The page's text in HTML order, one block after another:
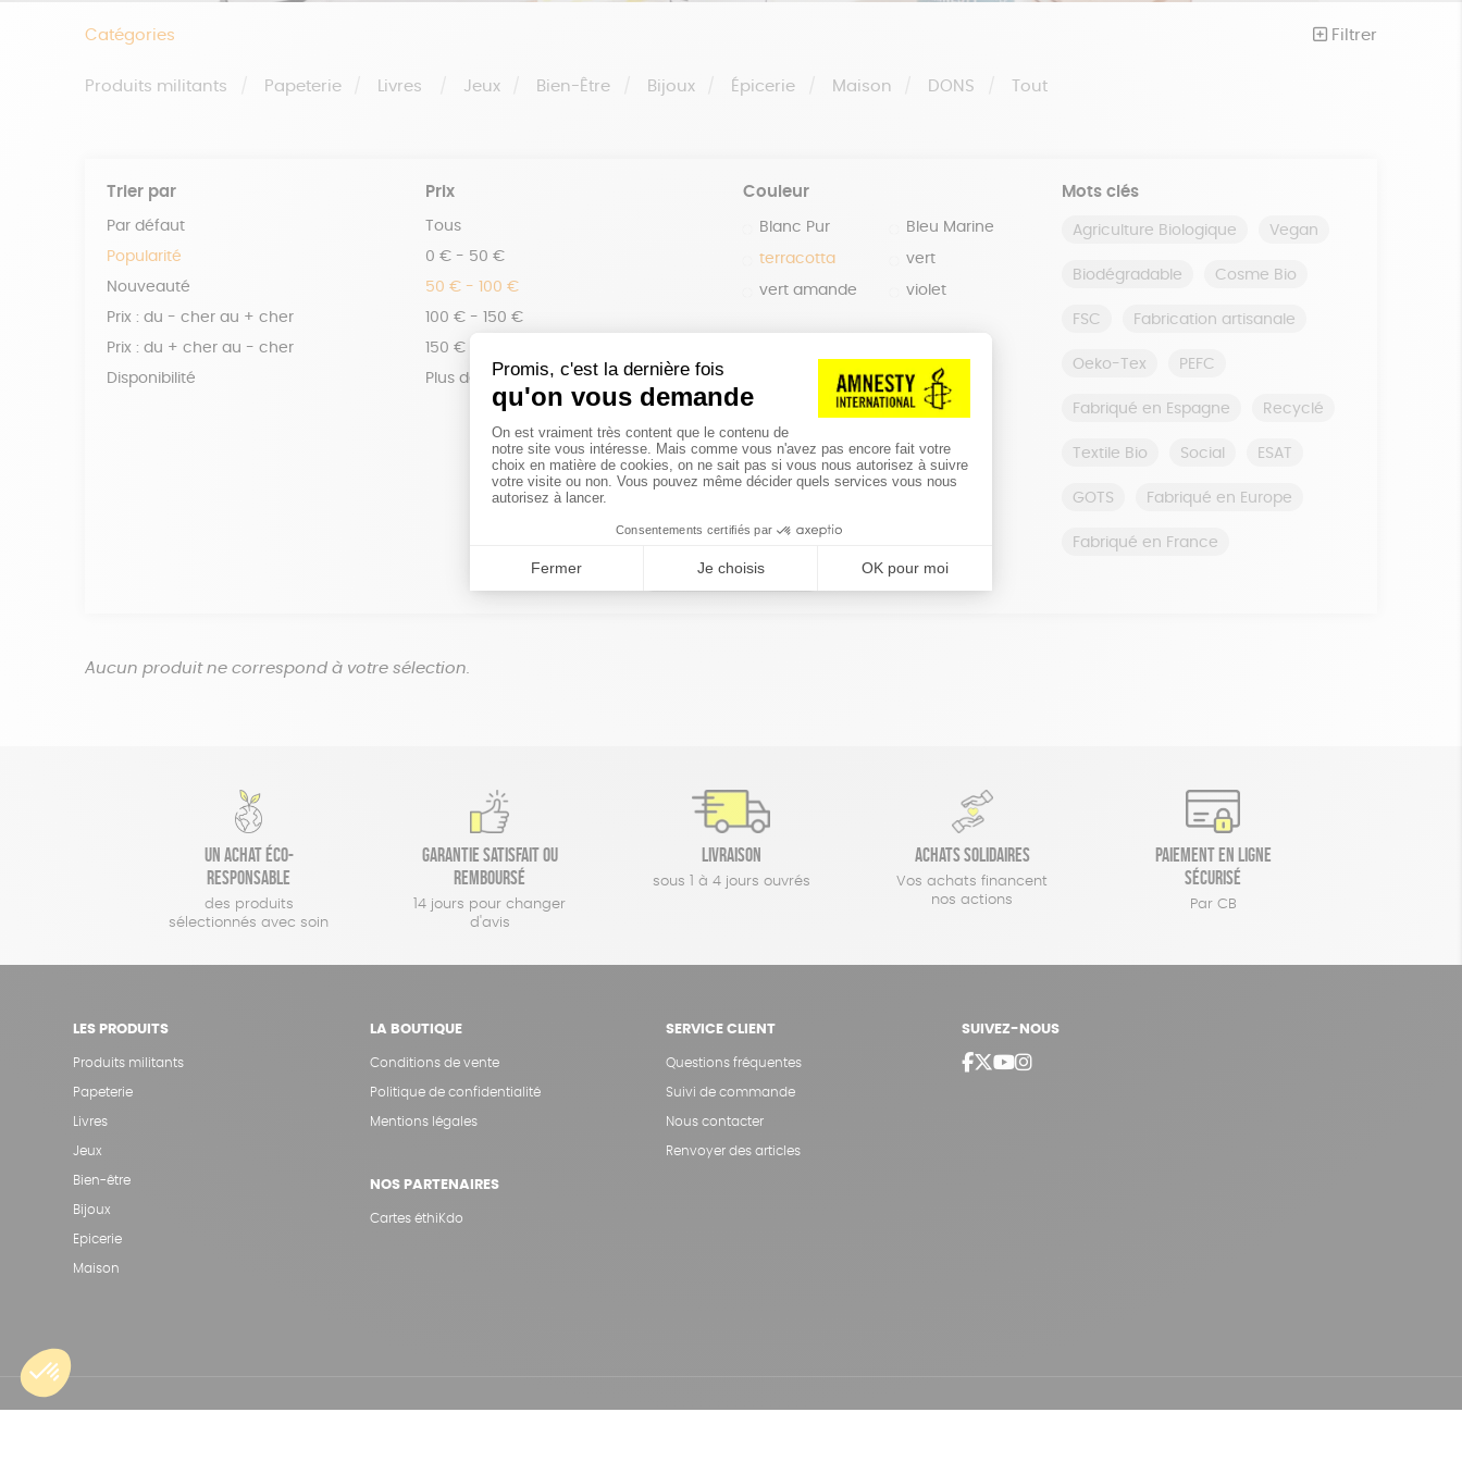
Catégories Filtrer
Produits militants Papeterie Livres Jeux Bien-Être Bijoux Épicerie Maison DONS Tout
Trier par
Par défaut
Popularité
Nouveauté
Prix : du - cher au + cher
Prix : du + cher au - cher
Disponibilité
Prix
Tous
0 € - 50 €
50 € - 100 €
100 € - 150 €
150 € - 200 €
Plus de 200€
Couleur
Blanc Pur Bleu Marine
terracotta vert
vert amande violet
Mots clés
Agriculture Biologique Vegan
Biodégradable Cosme Bio
FSC Fabrication artisanale
Oeko-Tex PEFC
Fabriqué en Espagne Recyclé
Textile Bio Social ESAT
GOTS Fabriqué en Europe
Fabriqué en France
réinitialiser les filtres
Aucun produit ne correspond à votre sélection.
Un achat éco-
responsable
des produits
sélectionnés avec soin
Garantie satisfait ou
remboursé
14 jours pour changer
d'avis
Livraison
sous 1 à 4 jours ouvrés
Achats solidaires
Vos achats financent
nos actions
Paiement en ligne
sécurisé
Par CB
LES PRODUITS
Produits militants
Papeterie
Livres
Jeux
Bien-être
Bijoux
Epicerie
Maison
LA BOUTIQUE
Conditions de vente
Politique de confidentialité
Mentions légales
NOS PARTENAIRES
Cartes éthiKdo
SERVICE CLIENT
Questions fréquentes
Suivi de commande
Nous contacter
Renvoyer des articles
SUIVEZ-NOUS